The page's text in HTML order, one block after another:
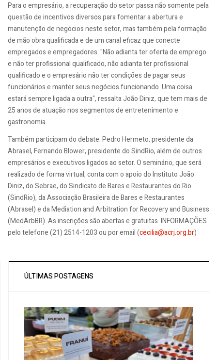
Para o empresário, a recuperação do setor passa não somente pela
questão de incentivos diversos para fomentar a abertura e
manutenção de negócios neste setor, mas também pela formação
de mão obra qualificada e de um canal eficaz que conecte
empregados e empregadores. "Não adianta ter oferta de emprego
e não ter profissional qualificado, não adianta ter profissional
qualificado e o empresário não ter condições de pagar seus
funcionários e manter seus negócios funcionando. Uma coisa
estará sempre ligada a outra", ressalta João Diniz, que tem mais de
25 anos de atuação nos segmentos de entretenimento e
gastronomia.
Também participam do debate: Pedro Hermeto, presidente da
Abrasel, Fernando Blower, presidente do SindRio, além de outros
empresários e executivos ligados ao setor. O seminário, que será
realizado de forma virtual, conta com o apoio do Instituto João
Diniz, do Sebrae, do Sindicato de Bares e Restaurantes do Rio
(SindRio), da Associação Brasileira de Bares e Restaurantes
(Abrasel) e da Mediation and Arbitration for Recovery and Business
(MedArbBR). As inscrições são abertas e gratuitas. INFORMAÇÕES
pelo telefone (21) 2514-1203 ou por email (cecilia@acrj.org.br)
ÚLTIMAS POSTAGENS